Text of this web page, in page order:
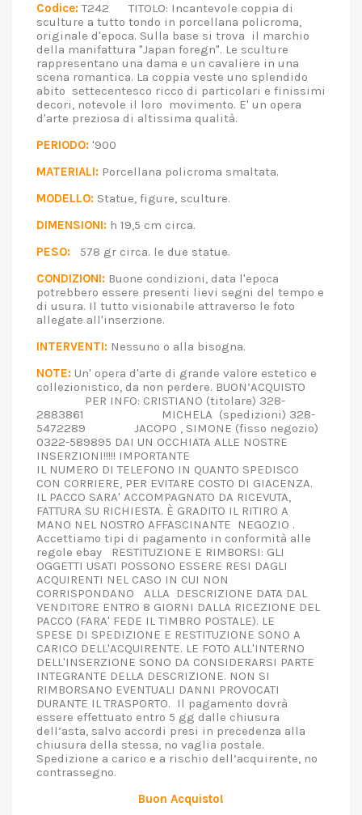
Codice:T242 TITOLO: Incantevole coppia di
sculture a tutto tondo in porcellana policroma,
originale d'epoca. Sulla base si trova il marchio
della manifattura "Japan foregn". Le sculture
rappresentano una dama e un cavaliere in una
scena romantica. La coppia veste uno splendido
abito settecentesco ricco di particolari e finissimi
decori, notevole il loro movimento. E' un opera
d'arte preziosa di altissima qualità.
PERIODO: '900
MATERIALI: Porcellana policroma smaltata.
MODELLO: Statue, figure, sculture.
DIMENSIONI: h 19,5 cm circa.
PESO: 578 gr circa. le due statue.
CONDIZIONI: Buone condizioni, data l'epoca
potrebbero essere presenti lievi segni del tempo e
di usura. Il tutto visionabile attraverso le foto
allegate all'inserzione.
INTERVENTI: Nessuno o alla bisogna.
NOTE: Un' opera d'arte di grande valore estetico e
collezionistico, da non perdere. BUON’ACQUISTO
PER INFO: CRISTIANO (titolare) 328-
2883861 MICHELA (spedizioni) 328-
5472289 JACOPO , SIMONE (fisso negozio)
0322-589895 DAI UN OCCHIATA ALLE NOSTRE
INSERZIONI!!!!! IMPORTANTE
IL NUMERO DI TELEFONO IN QUANTO SPEDISCO
CON CORRIERE, PER EVITARE COSTO DI GIACENZA.
IL PACCO SARA' ACCOMPAGNATO DA RICEVUTA,
FATTURA SU RICHIESTA. È GRADITO IL RITIRO A
MANO NEL NOSTRO AFFASCINANTE NEGOZIO .
Accettiamo tipi di pagamento in conformità alle
regole ebay RESTITUZIONE E RIMBORSI: GLI
OGGETTI USATI POSSONO ESSERE RESI DAGLI
ACQUIRENTI NEL CASO IN CUI NON
CORRISPONDANO ALLA DESCRIZIONE DATA DAL
VENDITORE ENTRO 8 GIORNI DALLA RICEZIONE DEL
PACCO (FARA' FEDE IL TIMBRO POSTALE). LE
SPESE DI SPEDIZIONE E RESTITUZIONE SONO A
CARICO DELL'ACQUIRENTE. LE FOTO ALL'INTERNO
DELL'INSERZIONE SONO DA CONSIDERARSI PARTE
INTEGRANTE DELLA DESCRIZIONE. NON SI
RIMBORSANO EVENTUALI DANNI PROVOCATI
DURANTE IL TRASPORTO. Il pagamento dovrà
essere effettuato entro 5 gg dalle chiusura
dell’asta, salvo accordi presi in precedenza alla
chiusura della stessa, no vaglia postale.
Spedizione a carico e a rischio dell’acquirente, no
contrassegno.
Buon Acquisto!